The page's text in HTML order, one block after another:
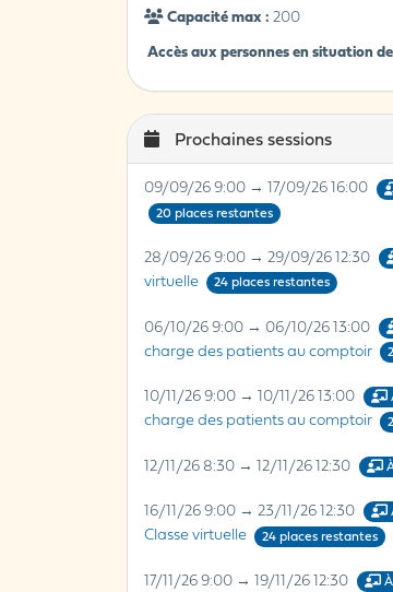
Capacité max :200
Accès aux personnes en situation
Prochaines sessions
09/09/26 9:00 → 17/09/26 16:00
20 places restantes
28/09/26 9:00 → 29/09/26 12:30
virtuelle
24 places restantes
06/10/26 9:00 → 06/10/26 13:00
charge des patients au comptoir
10/11/26 9:00 → 10/11/26 13:00
charge des patients au comptoir
12/11/26 8:30 → 12/11/26 12:30
16/11/26 9:00 → 23/11/26 12:30
Classe virtuelle
24 places restantes
17/11/26 9:00 → 19/11/26 12:30